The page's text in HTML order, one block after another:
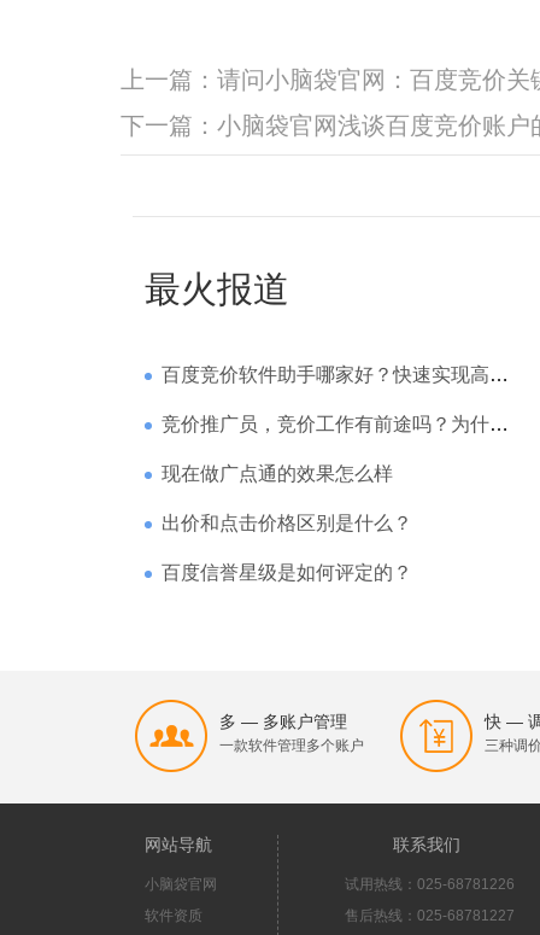
上一篇： 请问小脑袋官网：百度竞价
下一篇： 小脑袋官网浅谈百度竞价账户
最火报道
百度竞价软件助手哪家好？快速实现高回报哪家强？
竞价推广员，竞价工作有前途吗？为什么待遇那么高
现在做广点通的效果怎么样
出价和点击价格区别是什么？
百度信誉星级是如何评定的？
多 — 多账户管理
一款软件管理多个账户
快 —
三种调
网站导航
小脑袋官网
软件资质
联系我们
试用热线：025-68781226
售后热线：025-68781227